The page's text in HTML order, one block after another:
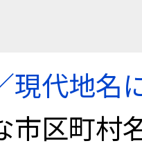
現代地名
市区町村